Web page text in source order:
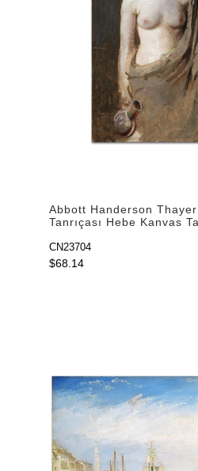
Abbott Handerson
Tanrıçası Hebe Kanvas
CN23704
$68.14